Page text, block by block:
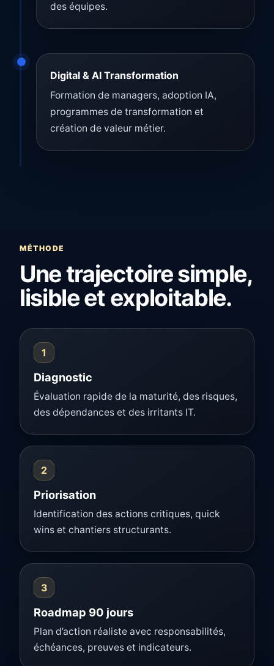
des équipes.
Digital & AI Transformation
Formation de managers, adoption IA,
programmes de transformation et
création de valeur métier.
MÉTHODE
Une trajectoire simple,
lisible et exploitable.
1
Diagnostic
Évaluation rapide de la maturité, des risques,
des dépendances et des irritants IT.
2
Priorisation
Identification des actions critiques, quick
wins et chantiers structurants.
3
Roadmap 90 jours
Plan d’action réaliste avec responsabilités,
échéances, preuves et indicateurs.